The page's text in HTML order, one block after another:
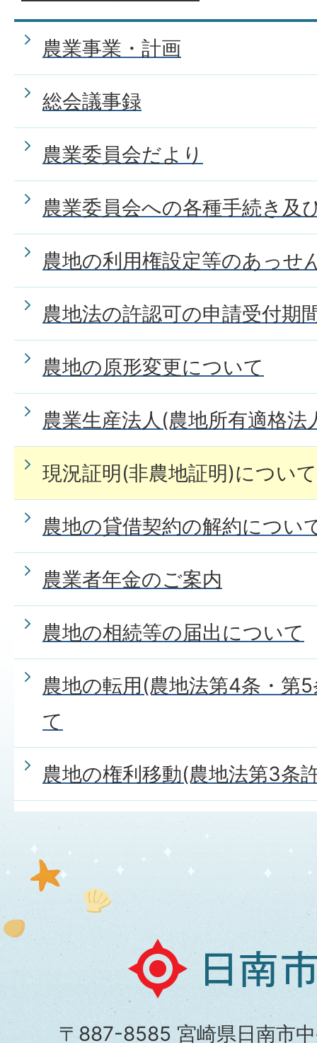
農業事業・計画
総会議事録
農業委員会だより
農業委員会への各種手続き及
農地の利用権設定等のあっせ
農地法の許認可の申請受付期
農地の原形変更について
農業生産法人(農地所有適格法
現況証明(非農地証明)について
農地の貸借契約の解約につい
農業者年金のご案内
農地の相続等の届出について
農地の転用(農地法第4条・第
て
農地の権利移動(農地法第3条
日
南
市
〒887-8585 宮崎県日南市